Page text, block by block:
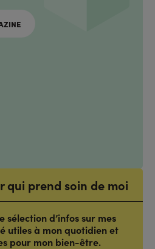
qui prend soin de moi
sélection d’infos sur mes
utiles à mon quotidien et
pour mon bien-être.